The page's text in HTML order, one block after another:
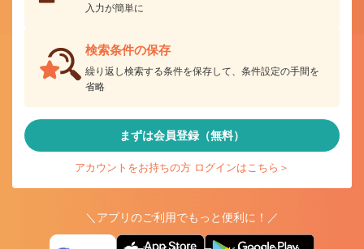
入力が簡単に
検索条件の保存
繰り返し検索する条件を保存して、条件設定の手間を
省略
まずは会員登録（無料）
アカウントをお持ちの方 ログインはこちら＞
＼アプリのご利用でもっと便利に！／